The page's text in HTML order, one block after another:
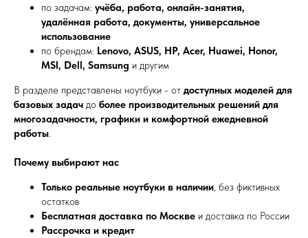
по задачам: учёба, работа, онлайн-занятия,
удалённая работа, документы, универсальное
использование
по брендам: Lenovo, ASUS, HP, Acer, Huawei, Honor,
MSI, Dell, Samsung и другим
В разделе представлены ноутбуки - от доступных моделей для
базовых задач до более производительных решений для
многозадачности, графики и комфортной ежедневной
работы.
Почему выбирают нас
Только реальные ноутбуки в наличии, без фиктивных
остатков
Бесплатная доставка по Москве и доставка по России
Рассрочка и кредит